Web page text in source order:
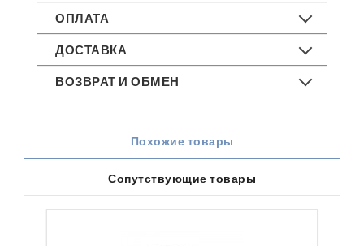
ОПЛАТА
ДОСТАВКА
ВОЗВРАТ И ОБМЕН
Похожие товары
Сопутствующие товары